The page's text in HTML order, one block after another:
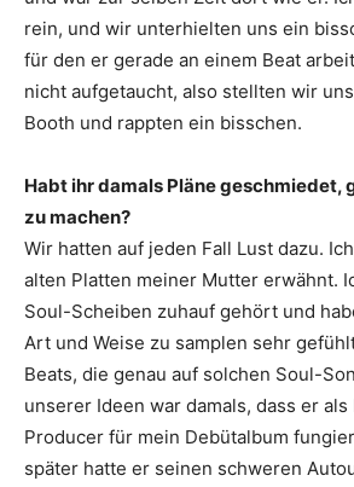
rein, und wir unterhielten uns ein
für den er gerade an einem Beat
nicht aufgetaucht, also stellten wir
Booth und rappten ein bisschen.
Habt ihr damals Pläne geschmiedet,
zu machen?
Wir hatten auf jeden Fall Lust dazu.
alten Platten meiner Mutter erwähnt.
Soul-Scheiben zuhauf gehört und
Art und Weise zu samplen sehr
Beats, die genau auf solchen Soul-
unserer Ideen war damals, dass er als
Producer für mein Debütalbum
später hatte er seinen schweren